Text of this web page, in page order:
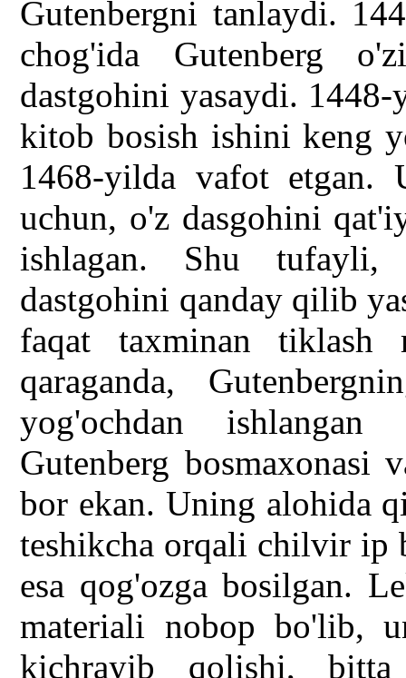
Gutenbergni tanlaydi.
chog'ida Gutenberg
dastgohini yasaydi.
kitob bosish ishini keng
1468-yilda vafot etgan.
uchun, o'z dasgohini
ishlagan. Shu tufayli,
dastgohini qanday qilib
faqat taxminan tiklash
qaraganda,
yog'ochdan
Gutenberg bosmaxonasi
bor ekan. Uning alohida
teshikcha orqali chilvir ip
esa qog'ozga bosilgan.
materiali nobop bo'lib,
kichrayib qolishi,